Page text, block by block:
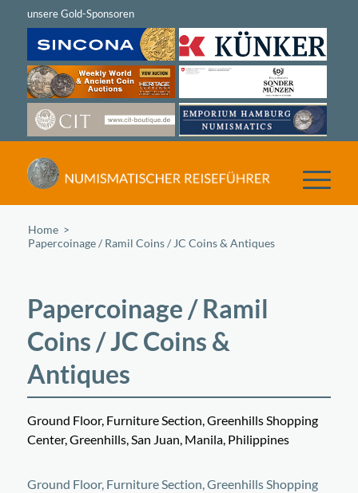
Home
Papercoinage / Ramil Coins / JC Coins & Antiques
Papercoinage / Ramil
Coins / JC Coins &
Antiques
Ground Floor, Furniture Section, Greenhills Shopping
Center, Greenhills, San Juan, Manila, Philippines
+
Ground Floor, Furniture Section, Greenhills Shopping